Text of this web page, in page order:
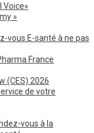
Voice»
»
vous E-santé à ne pas
France
(CES) 2026
de votre
vous à la